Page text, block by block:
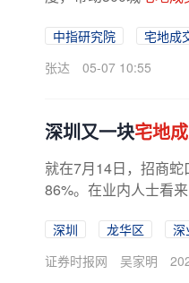
中指研究院 宅地成
张达
05-07 10:55
深圳又一块宅地
就在7月14日，招商
86%。在业内人士看
深圳 龙华区
深
证券时报网
吴家明